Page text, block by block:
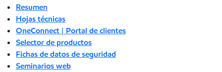
Resumen
Hojas técnicas
OneConnect | Portal de clientes
Selector de productos
Fichas de datos de seguridad
Seminarios web